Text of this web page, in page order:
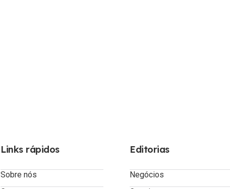
Links rápidos
Sobre nós
Editorias
Negócios